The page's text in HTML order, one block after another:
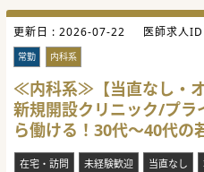
更新日 : 2026-07-22 医師求人
常勤 内科系
≪内科系≫【当直なし・オ
新規開設クリニック/プラ
ら働ける！30代〜40代の
メンバー募集☆
在宅・訪問 未経験歓迎 当直なし